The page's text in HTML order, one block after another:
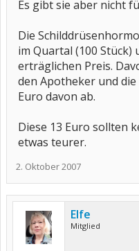
Es gibt sie aber nicht
Die
im Quartal (100
erträglichen Preis.
den Apotheker und
Euro davon ab.
Diese 13 Euro sollten
etwas teurer.
2. Oktober 2007
Elfe
Mitglied